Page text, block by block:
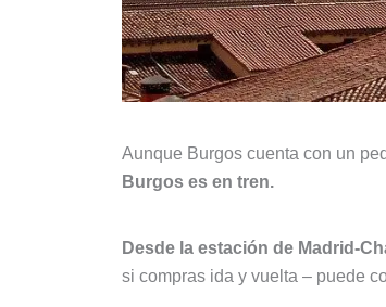
Aunque Burgos cuenta con un
Burgos es en tren.
Desde la estación de Madrid-
si compras ida y vuelta – puede